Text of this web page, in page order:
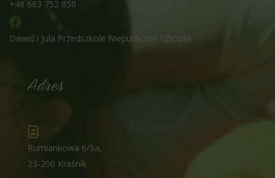
+48 663 752 850
Dawid i Jula Przedszkole Niepubliczne i Żłobek
Adres
Rumiankowa 6/5a,
23-200 Kraśnik